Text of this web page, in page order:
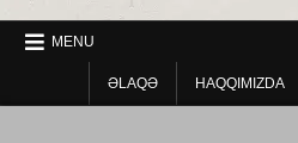
MENU
ƏLAQƏ HAQQIMIZDA